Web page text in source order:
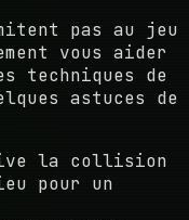
pas au jeu
vous aider
techniques de
astuces de
la collision
pour un